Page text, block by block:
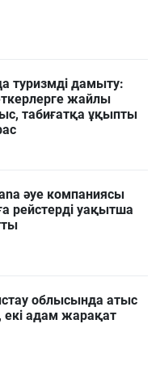
туризмді дамыту:
жайлы
табиғатқа ұқыпты
әуе компаниясы
рейстерді уақытша
облысында атыс
екі адам жарақат